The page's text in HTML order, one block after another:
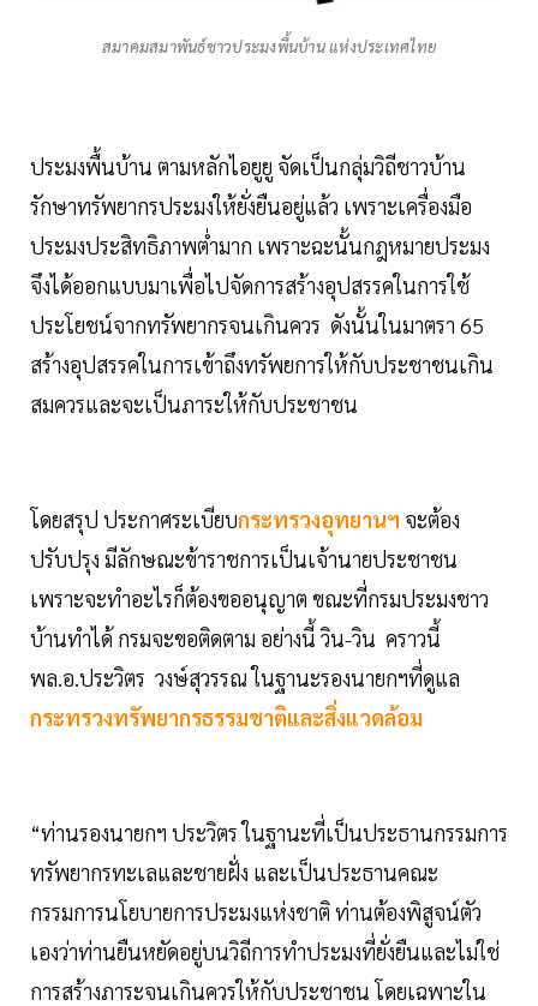
สมาคมสมาพันธ์ชาวประมงพื้นบ้าน แห่งประเทศไทย
ประมงพื้นบ้าน ตามหลักไอยูยู จัดเป็นกลุ่มวิถีชาวบ้าน
รักษาทรัพยากรประมงให้ยั่งยืนอยู่แล้ว เพราะเครื่องมือ
ประมงประสิทธิภาพต่ำมาก เพราะฉะนั้นกฎหมายประมง
จึงได้ออกแบบมาเพื่อไปจัดการสร้างอุปสรรคในการใช้
ประโยชน์จากทรัพยากรจนเกินควร ดังนั้นในมาตรา 65
สร้างอุปสรรคในการเข้าถึงทรัพยการให้กับประชาชนเกิน
สมควรและจะเป็นภาระให้กับประชาชน
โดยสรุป ประกาศระเบียบกระทรวงอุทยานฯ จะต้อง
ปรับปรุง มีลักษณะข้าราชการเป็นเจ้านายประชาชน
เพราะจะทำอะไรก็ต้องขออนุญาต ขณะที่กรมประมงชาว
บ้านทำได้ กรมจะขอติดตาม อย่างนี้ วิน-วิน คราวนี้
พล.อ.ประวิตร วงษ์สุวรรณ ในฐานะรองนายกฯที่ดูแล
กระทรวงทรัพยากรธรรมชาติและสิ่งแวดล้อม
“ท่านรองนายกฯ ประวิตร ในฐานะที่เป็นประธานกรรมการ
ทรัพยากรทะเลและชายฝั่ง และเป็นประธานคณะ
กรรมการนโยบายการประมงแห่งชาติ ท่านต้องพิสูจน์ตัว
เองว่าท่านยืนหยัดอยู่บนวิถีการทำประมงที่ยั่งยืนและไม่ใช่
การสร้างภาระจนเกินควรให้กับประชาชน โดยเฉพาะใน